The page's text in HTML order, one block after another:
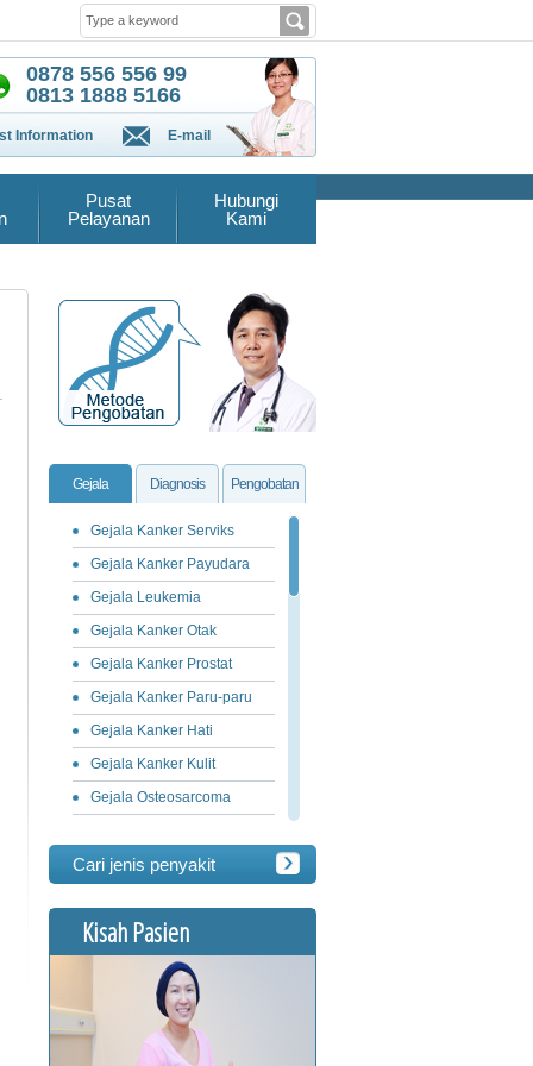
0878 556 556 99
0813 1888 5166
Information E-mail
Pusat
Pelayanan
Hubungi
Kami
Gejala Diagnosis Pengobatan
Gejala Kanker Serviks
Gejala Kanker Payudara
Gejala Leukemia
Gejala Kanker Otak
Gejala Kanker Prostat
Gejala Kanker Paru-paru
Gejala Kanker Hati
Gejala Kanker Kulit
Gejala Osteosarcoma
Gejala Kanker Lambung
Gejala Kanker Pankreas
Gejala Kanker Usus Besar
Gejala Kanker Penis
Gejala Kanker Testis
Cari jenis penyakit
Kisah Pasien